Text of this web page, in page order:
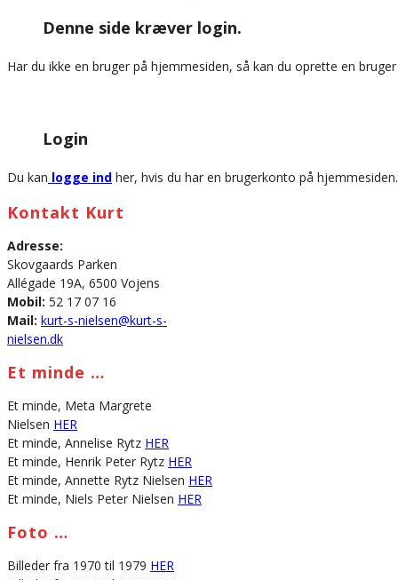
websiteDenne side kræver login.
Har du ikke en bruger på hjemmesiden, så kan du oprette en
Login
Du kan logge ind her, hvis du har en brugerkonto på hjemmesiden.
Kontakt Kurt
Adresse:
Skovgaards Parken
Allégade 19A, 6500 Vojens
Mobil: 52 17 07 16
Mail: kurt-s-nielsen@kurt-s-
nielsen.dk
Et minde …
Et minde, Meta Margrete
Nielsen HER
Et minde, Annelise Rytz HER
Et minde, Henrik Peter Rytz HER
Et minde, Annette Rytz Nielsen HER
Et minde, Niels Peter Nielsen HER
Foto …
Billeder fra 1970 til 1979 HER